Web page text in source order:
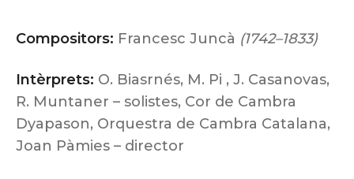
Compositors: Francesc Juncà (1742–1833)
Intèrprets: O. Biasrnés, M. Pi , J. Casanovas,
R. Muntaner – solistes, Cor de Cambra
Dyapason, Orquestra de Cambra Catalana,
Joan Pàmies – director